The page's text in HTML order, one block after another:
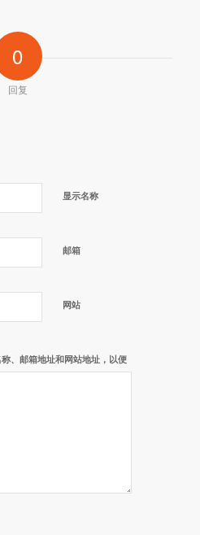
0
回复
显示名称
邮箱
网站
、邮箱地址和网站地址，以便